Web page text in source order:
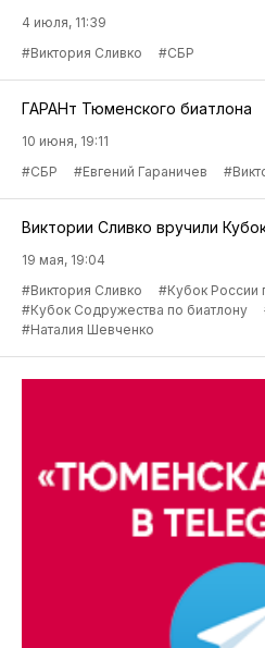
4 июля, 11:39
#Виктория Сливко
#СБР
ГАРАНт Тюменского биатлона
10 июня, 19:11
#СБР
#Евгений Гараничев
Виктории Сливко вручили
19 мая, 19:04
#Виктория Сливко
#Кубок России
#Кубок Содружества по биатлону
#Наталия Шевченко